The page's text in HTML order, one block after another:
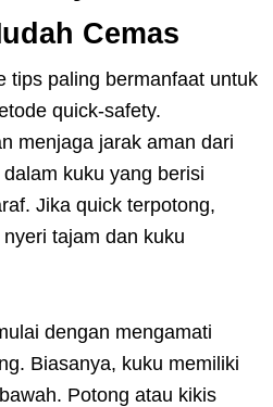
Cemas
tips paling bermanfaat untuk
quick-safety.
menjaga jarak aman dari
kuku yang berisi
Jika quick terpotong,
tajam dan kuku
dengan mengamati
Biasanya, kuku memiliki
Potong atau kikis